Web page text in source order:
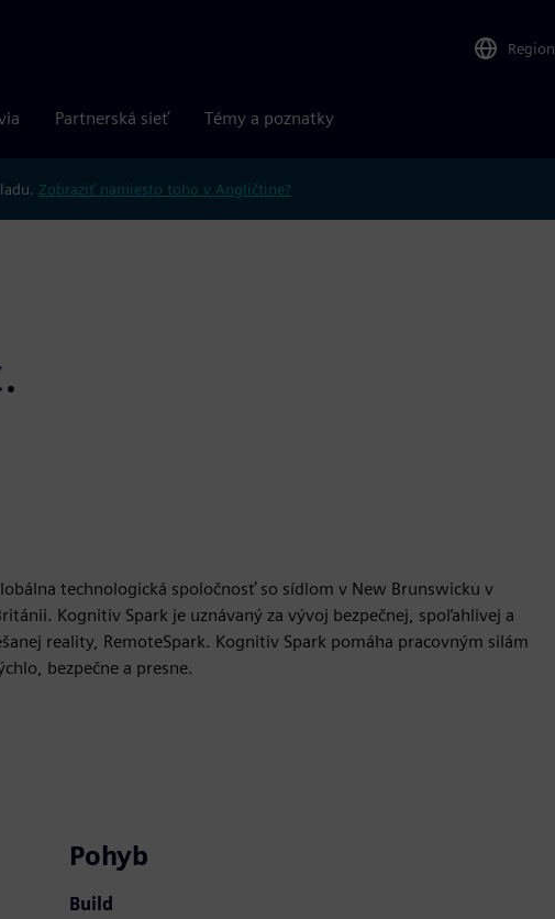
Region
Partnerská sieť Témy a poznatky
Zobraziť namiesto toho v Angličtine?
technologická spoločnosť so sídlom v New Brunswicku v
Kognitiv Spark je uznávaný za vývoj bezpečnej, spoľahlivej a
reality, RemoteSpark. Kognitiv Spark pomáha pracovným silám
bezpečne a presne.
Pohyb
Build